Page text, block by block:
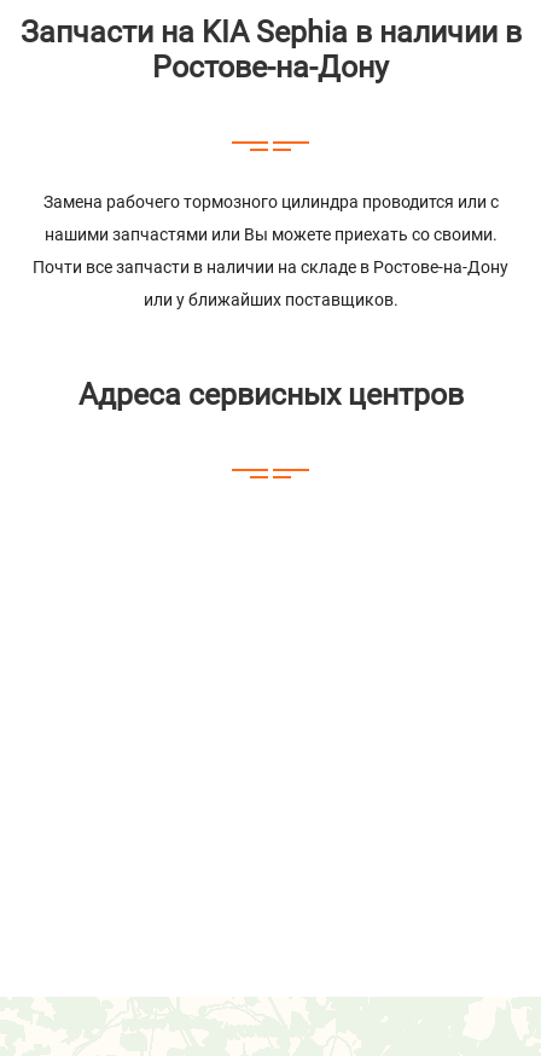
Запчасти на KIA Sephia в наличии в
Ростове-на-Дону
Замена рабочего тормозного цилиндра проводится или с
нашими запчастями или Вы можете приехать со своими.
Почти все запчасти в наличии на складе в Ростове-на-Дону
или у ближайших поставщиков.
Адреса сервисных центров